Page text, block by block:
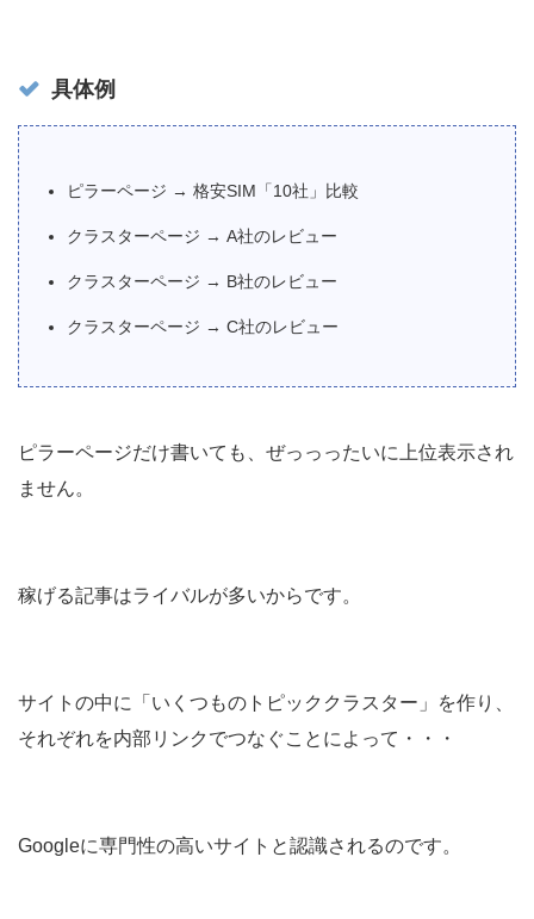
具体例
ピラーページ → 格安SIM「10社」比較
クラスターページ → A社のレビュー
クラスターページ → B社のレビュー
クラスターページ → C社のレビュー
ピラーページだけ書いても、ぜっっったいに上位表示され
ません。
稼げる記事はライバルが多いからです。
サイトの中に「いくつものトピッククラスター」を作り、
それぞれを内部リンクでつなぐことによって・・・
Googleに専門性の高いサイトと認識されるのです。